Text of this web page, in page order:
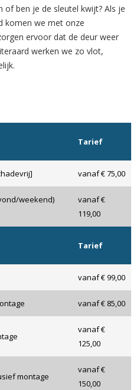
of ben je de sleutel kwijt? Als je
komen we met onze
ervoor dat de deur weer
werken we zo vlot,
Tarief
vanaf € 75,00
weekend)
vanaf €
119,00
Tarief
vanaf € 99,00
vanaf € 85,00
vanaf €
125,00
montage
vanaf €
150,00